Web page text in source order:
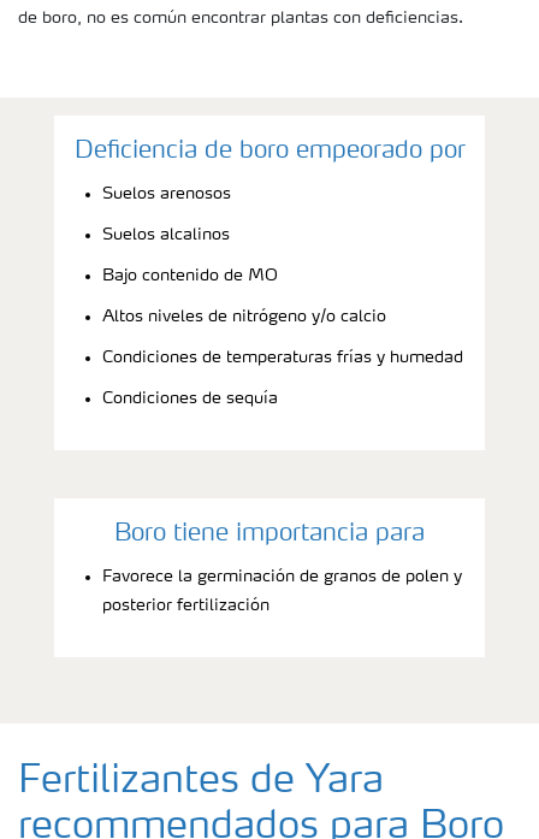
de boro, no es común encontrar plantas con deficiencias.
Deficiencia de boro empeorado por
Suelos arenosos
Suelos alcalinos
Bajo contenido de MO
Altos niveles de nitrógeno y/o calcio
Condiciones de temperaturas frías y humedad
Condiciones de sequía
Boro tiene importancia para
Favorece la germinación de granos de polen y
posterior fertilización
Fertilizantes de Yara
recommendados para Boro